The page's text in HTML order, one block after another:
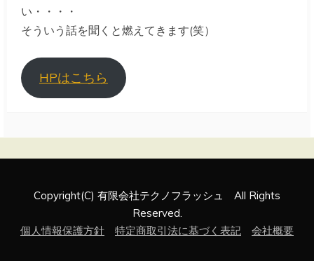
い・・・・
そういう話を聞くと燃えてきます(笑）
HPはこちら
Copyright(C) 有限会社テクノフラッシュ All Rights
Reserved.
個人情報保護方針
特定商取引法に基づく表記 会社概要